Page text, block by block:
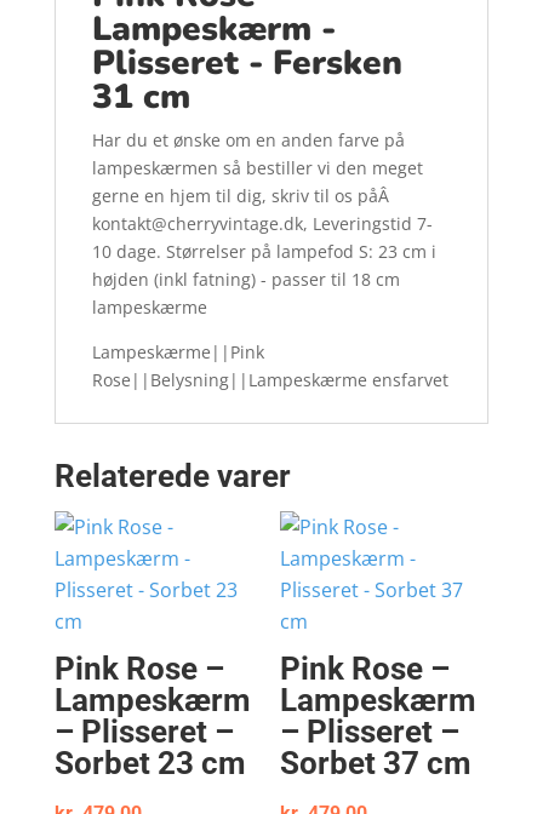
Lampeskærm -
Plisseret - Fersken
31 cm
Har du et ønske om en anden farve på
lampeskærmen så bestiller vi den meget
gerne en hjem til dig, skriv til os påÂ
kontakt@cherryvintage.dk, Leveringstid 7-
10 dage. Størrelser på lampefod S: 23 cm i
højden (inkl fatning) - passer til 18 cm
lampeskærme
Lampeskærme||Pink
Rose||Belysning||Lampeskærme ensfarvet
Relaterede varer
Pink Rose –
Lampeskærm
– Plisseret –
Sorbet 23 cm
Pink Rose –
Lampeskærm
– Plisseret –
Sorbet 37 cm